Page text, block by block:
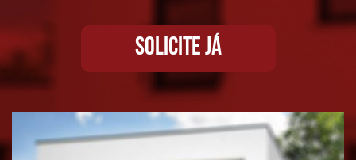
SOLICITE JÁ